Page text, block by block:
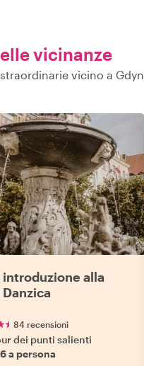
vicinanze
vicino a
introduzione alla
84 recensioni
dei punti salienti
a persona